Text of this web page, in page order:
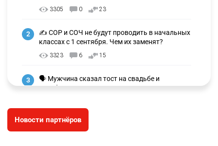
3305 0 23
2
✍️ СОР и СОЧ не будут проводить в начальных
классах с 1 сентября. Чем их заменят?
3323 6 15
3
🗣 Мужчина сказал тост на свадьбе и
заработал уголовное дело
🐏 Скота больше, а мясо дороже. Почему в
Казахстане продолжают расти цены на
Новости партнёров